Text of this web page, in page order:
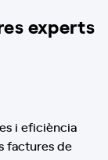
experts
i eficiència
factures de